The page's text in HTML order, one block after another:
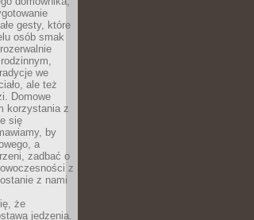
gesty, które
osób smak
we
ale też
Domowe
korzystania z
się
by
a
zadbać o
z
z nami
że
jedzenia.